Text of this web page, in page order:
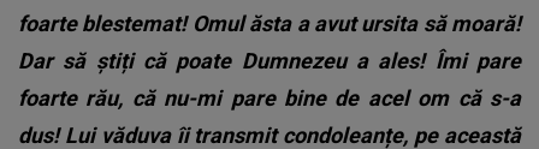
foarte blestemat! Omul ăsta a avut ursita să moară!
Dar să știți că poate Dumnezeu a ales! Îmi pare
foarte rău, că nu-mi pare bine de acel om că s-a
dus! Lui văduva îi transmit condoleanțe, pe această